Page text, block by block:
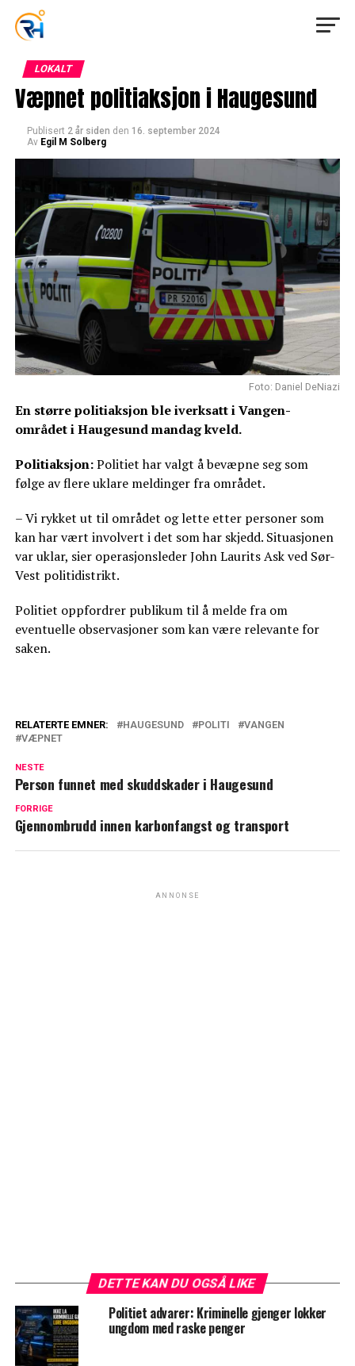
LOKALT
Væpnet politiaksjon i Haugesund
Publisert 2 år siden den 16. september 2024
Av Egil M Solberg
Foto: Daniel DeNiazi
En større politiaksjon ble iverksatt i Vangen-
området i Haugesund mandag kveld.
Politiaksjon:Politiet har valgt å bevæpne seg som
følge av flere uklare meldinger fra området.
– Vi rykket ut til området og lette etter personer som
kan har vært involvert i det som har skjedd. Situasjonen
var uklar, sier operasjonsleder John Laurits Ask ved Sør-
Vest politidistrikt.
Politiet oppfordrer publikum til å melde fra om
eventuelle observasjoner som kan være relevante for
saken.
RELATERTE EMNER: HAUGESUND POLITI
VANGEN
VÆPNET
NESTE
Person funnet med skuddskader i Haugesund
FORRIGE
Gjennombrudd innen karbonfangst og transport
ANNONSE
DETTE KAN DU OGSÅ LIKE
Politiet advarer: Kriminelle gjenger lokker
ungdom med raske penger